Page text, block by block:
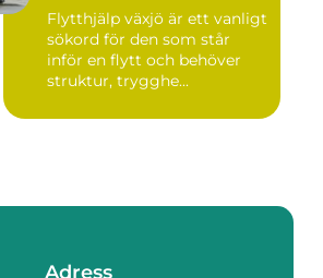
Flytthjälp växjö är ett vanligt
sökord för den som står
inför en flytt och behöver
struktur, trygghe...
Adress